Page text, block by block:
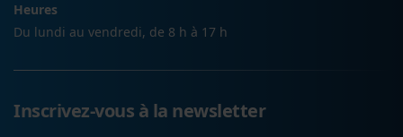
Heures
Du lundi au vendredi, de 8 h à 17 h
Inscrivez-vous à la newsletter